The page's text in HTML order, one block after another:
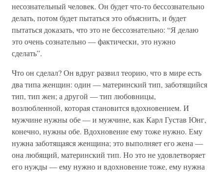
несознательный человек. Он будет что-то бессознательно
делать, потом будет пытаться это объяснить, и будет
пытаться доказать, что это не бессознательно: “Я делаю
это очень сознательно — фактически, это нужно
сделать”.
Что он сделал? Он вдруг развил теорию, что в мире есть
два типа женщин: один — материнский тип, заботящийся
тип, тип жен; а другой — тип любовницы,
возлюбленной, которая становится вдохновением. И
мужчине нужны обе — и мужчине, как Карл Густав Юнг,
конечно, нужны обе. Вдохновение ему тоже нужно. Ему
нужна заботящаяся женщина; это выполняет его жена —
она любящий, материнский тип. Но это не удовлетворяет
его нужды — ему нужно и вдохновение тоже, ему нужна